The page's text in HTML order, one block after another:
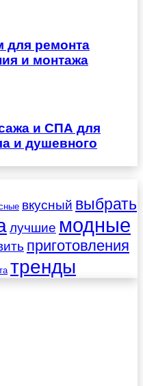
для ремонта
и монтажа
и СПА для
и душевного
вкусный выбрать
лучшие модные
приготовления
тренды